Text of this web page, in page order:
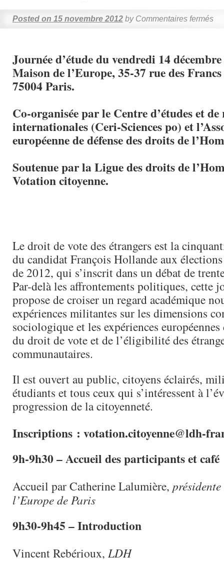
Posted on 15 novembre 2012 by Commentaires fermés
Journée d’étude du vendredi 14
Maison de l’Europe, 35-37 rue des
75004 Paris.
Co-organisée par le Centre d’études et de
internationales (Ceri-Sciences po) et
européenne de défense des droits de
Soutenue par la Ligue des droits de
Votation citoyenne.
Le droit de vote des étrangers est la
du candidat François Hollande aux
de 2012, qui s’inscrit dans un débat de
Par-delà les affrontements politiques, cette
propose de croiser un regard académique
expériences militantes sur les dimensions
sociologique et les expériences
du droit de vote et de l’éligibilité des
communautaires.
Il est ouvert au public, citoyens éclairés,
étudiants et tous ceux qui s’intéressent à
progression de la citoyenneté.
Inscriptions : votation.citoyenne@ldh-
9h-9h30 – Accueil des participants et café
Accueil par Catherine Lalumière,
l’Europe de Paris
9h30-9h45 – Introduction
Vincent Rebérioux, LDH